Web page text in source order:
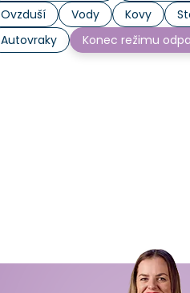
Ovzduší
Vody Kovy
Autovraky
Konec režimu